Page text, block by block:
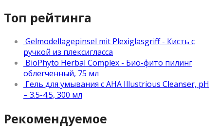
Топ рейтинга
Gelmodellagepinsel mit Plexiglasgriff - Кисть с
ручкой из плексигласса
BioPhyto Herbal Complex - Био-фито пилинг
облегченный, 75 мл
Гель для умывания с АНА Illustrious Cleanser, рН
– 3.5-4.5, 300 мл
Рекомендуемое